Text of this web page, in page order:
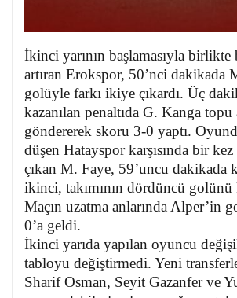
İkinci yarının başlamasıyla birlikte
artıran Erokspor, 50’nci dakikada
golüyle farkı ikiye çıkardı. Üç
kazanılan penaltıda G. Kanga topu
göndererek skoru 3-0 yaptı.
düşen Hatayspor karşısında bir
çıkan M. Faye, 59’uncu dakikada
ikinci, takımının dördüncü
Maçın uzatma anlarında Alper’in
0’a geldi.
İkinci yarıda yapılan oyuncu
tabloyu değiştirmedi. Yeni
Sharif Osman, Seyit Gazanfer ve